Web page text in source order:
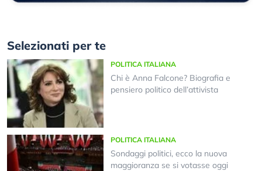
Selezionati per te
POLITICA ITALIANA
Chi è Anna Falcone? Biografia e
pensiero politico dell’attivista
POLITICA ITALIANA
Sondaggi politici, ecco la nuova
maggioranza se si votasse oggi